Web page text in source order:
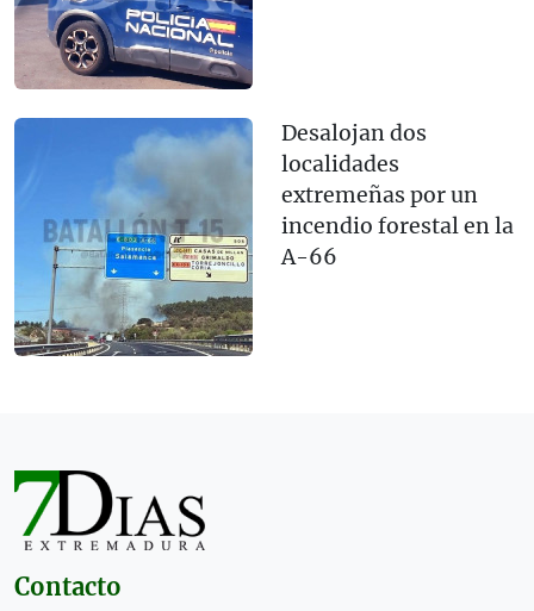
Desalojan dos
localidades
extremeñas por un
incendio forestal en la
A-66
Contacto